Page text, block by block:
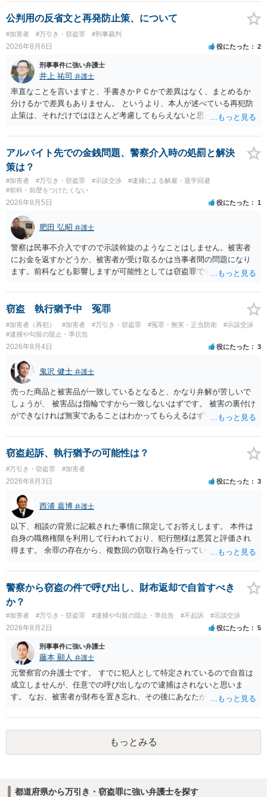
公判用の反省文と再発防止策、について
#加害者 #万引き・窃盗罪 #刑事裁判
2026年8月6日 役にたった 2
刑事事件に強い弁護士
井上 祐司 弁護士
率直なことを言いますと、手書きかＰＣかで差異はなく、まとめるか
分けるかで差異もありません。 というより、本人が述べている再犯防
止策は、それだけではほとんど考慮してもらえないと思った方が良い
やカウンセリング・治療の内容 ・利用している再犯防止策（例えば保
護観察所と連携した職業支援の内容や具体的な就労・監督状況） ・監
督者の証言 など、証拠で担保された客観性と実現可能性があるもので
なければあまり意味がありません。 もともと執行猶予が狙える事案で
あれば本人の反省の言葉だけで十分であり、実刑となるか微妙な事案
では、本人が再発防止策をいくら述べてもほとんど効果は望めないと
アルバイト先での金銭問題、警察介入時の処罰と解決
策は？
#加害者 #万引き・窃盗罪 #示談交渉
#逮捕による解雇・退学回避
#前科・前歴をつけたくない
2026年8月5日 役にたった 1
肥田 弘昭 弁護士
警察は民事不介入ですので示談斡旋のようなことはしません。被害者
にお金を返すかどうか、被害者が受け取るかは当事者間の問題になり
ます。前科なども影響しますが可能性としては窃盗罪ですので、逮捕
窃盗 執行猶予中 冤罪
#加害者（再犯） #加害者 #万引き・窃盗罪 #冤罪・無実・正当防衛
#示談交渉
#逮捕や勾留の阻止・準抗告
2026年8月4日 役にたった 3
鬼沢 健士 弁護士
売った商品と被害品が一致しているとなると、かなり弁解が苦しいで
しょうが、 被害品は指輪ですから一致しないはずです。 被害の裏付け
ができなければ無実であることはわかってもらえるはずです。
窃盗起訴、執行猶予の可能性は？
#万引き・窃盗罪 #加害者
2026年8月3日 役にたった 3
西浦 嘉博 弁護士
以下、相談の背景に記載された事情に限定してお答えします。 本件は
自身の職務権限を利用して行われており、犯行態様は悪質と評価され
得ます。 余罪の存在から、複数回の窃取行為を行っていたことも悪質
ると思われます。 他方、余罪を含めた全額を弁済していることは、被
害者の経済的損害の回復として有利に斟酌されます。 また、前科前歴
を有しないことも、規範意識が鈍磨しきっているとまでは言えず、有
利な点です。 その他、家族の監督等の情状証拠を適切に提出すること
で、私見ですが、執行猶予判決を視野に入れることが可能な事案と思
われます。 上記、一つの意見として参考ください。
警察から窃盗の件で呼び出し、財布返却で自首すべき
か？
#加害者 #万引き・窃盗罪 #逮捕や勾留の阻止・準抗告 #不起訴 #示談交渉
2026年8月2日 役にたった 5
刑事事件に強い弁護士
藤本 顯人 弁護士
元警察官の弁護士です。 すでに犯人として特定されているので自首は
成立しませんが、任意での呼び出しなので逮捕はされないと思いま
す。 なお、被害者が財布を置き忘れ、その後にあなたがトイレに入
と言い逃れはかなり厳しいものと思います。
もっとみる
都道府県から万引き・窃盗罪に強い弁護士を探す